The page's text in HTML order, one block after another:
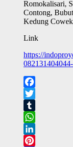
Romokalisari,
Contong,
Kedung
Link
https://
Facebook
Twitter
Tumblr
WhatsApp
LinkedIn